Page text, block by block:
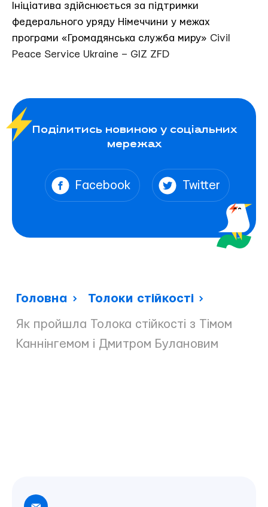
Ініціатива здійснюється за підтримки
федерального уряду Німеччини у межах
програми «Громадянська служба миру» Civil
Peace Service Ukraine – GIZ ZFD
Поділитись новиною у соціальних
мережах
Facebook Twitter
Головна Толоки стійкості
Як пройшла Толока стійкості з Тімом
Каннінгемом і Дмитром Булановим